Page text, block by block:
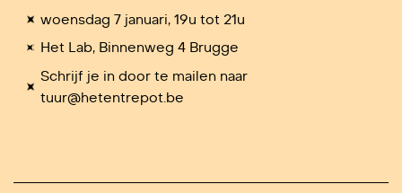
woensdag 7 januari, 19u tot 21u
Het Lab, Binnenweg 4 Brugge
Schrijf je in door te mailen naar
tuur@hetentrepot.be